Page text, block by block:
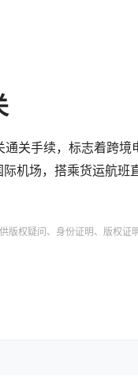
通关手续，标志着跨境
机场，搭乘货运航班
版权疑问、身份证明、版权证